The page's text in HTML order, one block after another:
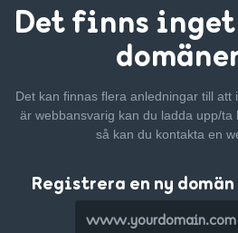
Det finns inget
Det kan finnas flera anledningar till att
är webbansvarig kan du ladda upp/ta
så kan du kontakta en
Registrera en ny